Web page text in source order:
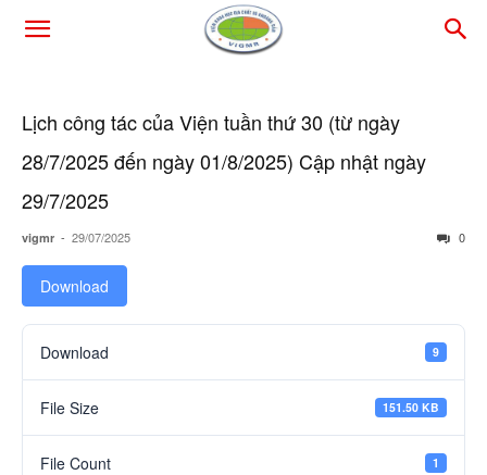
Lịch công tác của Viện tuần thứ 30 (từ ngày
28/7/2025 đến ngày 01/8/2025) Cập nhật ngày
29/7/2025
vigmr - 29/07/2025 0
Download
Download 9
File Size 151.50 KB
File Count 1